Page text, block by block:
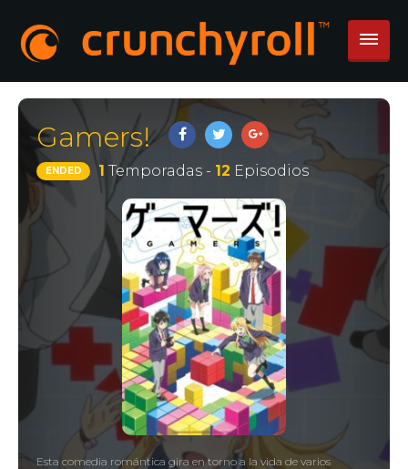
Gamers!
ENDED 1 Temporadas - 12 Episodios
Esta comedia romántica gira en torno a la vida de varios